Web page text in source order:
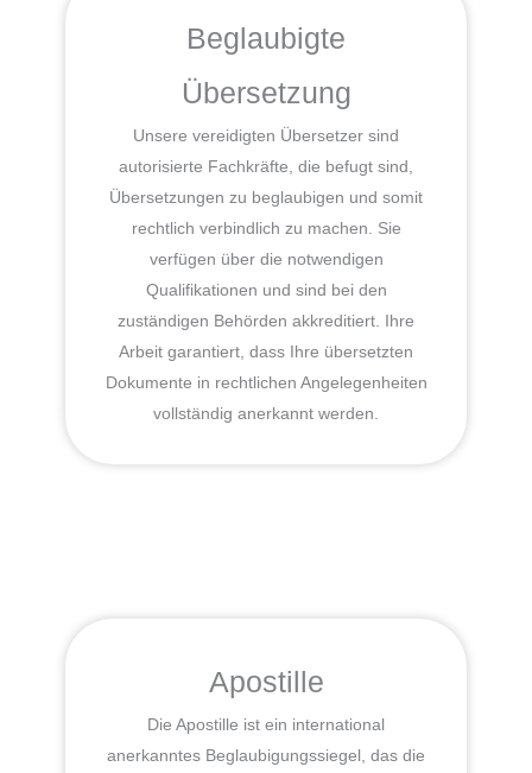
Beglaubigte
Übersetzung
Unsere vereidigten Übersetzer sind
autorisierte Fachkräfte, die befugt sind,
Übersetzungen zu beglaubigen und somit
rechtlich verbindlich zu machen. Sie
verfügen über die notwendigen
Qualifikationen und sind bei den
zuständigen Behörden akkreditiert. Ihre
Arbeit garantiert, dass Ihre übersetzten
Dokumente in rechtlichen Angelegenheiten
vollständig anerkannt werden.
Apostille
Die Apostille ist ein international
anerkanntes Beglaubigungssiegel, das die